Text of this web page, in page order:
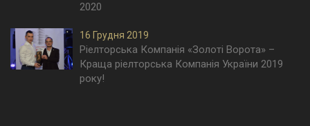
2020
16 Грудня 2019
Ріелторська Компанія «Золоті Ворота» –
Краща ріелторська Компанія України 2019
року!